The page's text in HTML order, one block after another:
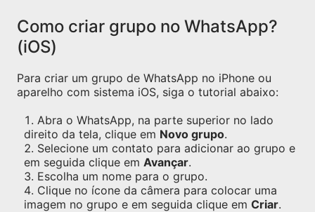
Como criar grupo no WhatsApp?
(iOS)
Para criar um grupo de WhatsApp no iPhone ou
aparelho com sistema iOS, siga o tutorial abaixo:
Abra o WhatsApp, na parte superior no lado
direito da tela, clique em Novo grupo.
Selecione um contato para adicionar ao grupo e
em seguida clique em Avançar.
Escolha um nome para o grupo.
Clique no ícone da câmera para colocar uma
imagem no grupo e em seguida clique em Criar.